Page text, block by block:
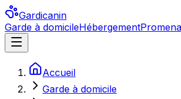
Gardicanin
Garde à domicileHébergement
Accueil
Garde à domicile